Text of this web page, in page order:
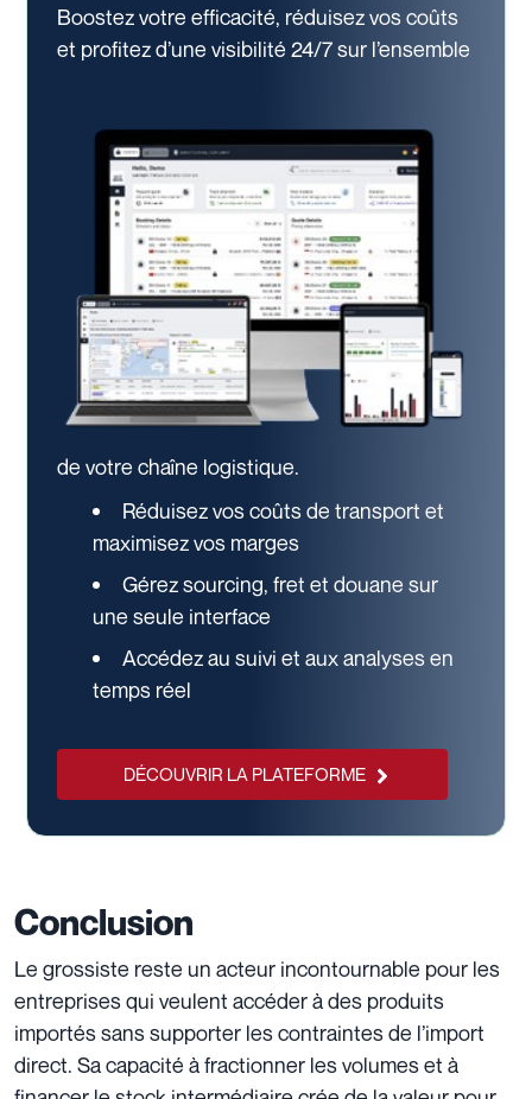
Boostez votre efficacité, réduisez vos coûts
et profitez d’une visibilité 24/7sur l’ensemble
de votre chaîne logistique.
Réduisez vos coûts de transport et
maximisez vos marges
Gérez sourcing, fret et douane sur
une seule interface
Accédez au suivi et aux analyses en
temps réel
DÉCOUVRIR LA PLATEFORME
Conclusion
Le grossiste reste un acteur incontournable pour les
entreprises qui veulent accéder à des produits
importés sans supporter les contraintes de l’import
direct. Sa capacité à fractionner les volumes et à